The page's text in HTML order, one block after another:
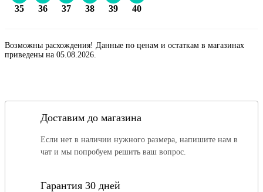
35 36 37 38 39 40
Возможны расхождения! Данные по ценам и остаткам в магазинах
приведены на 05.08.2026.
Доставим до магазина
Если нет в наличии нужного размера, напишите нам в
чат и мы попробуем решить ваш вопрос.
Гарантия 30 дней